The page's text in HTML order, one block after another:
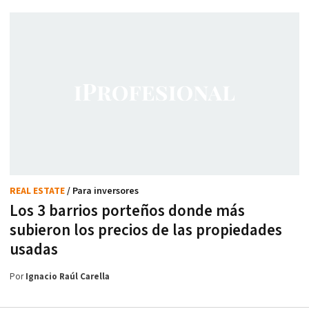
Los 3 barrios porteños donde más
subieron los precios de las propiedades
usadas
REAL ESTATE/ Para inversores
PorIgnacio Raúl Carella